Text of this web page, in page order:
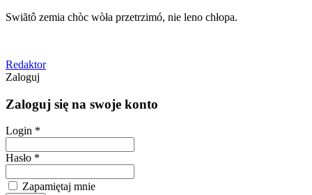
Swiãtô zemia chòc wòła przetrzimó, nie leno chłopa.
Redaktor
Zaloguj
Zaloguj się na swoje konto
Login *
Hasło *
Zapamiętaj mnie